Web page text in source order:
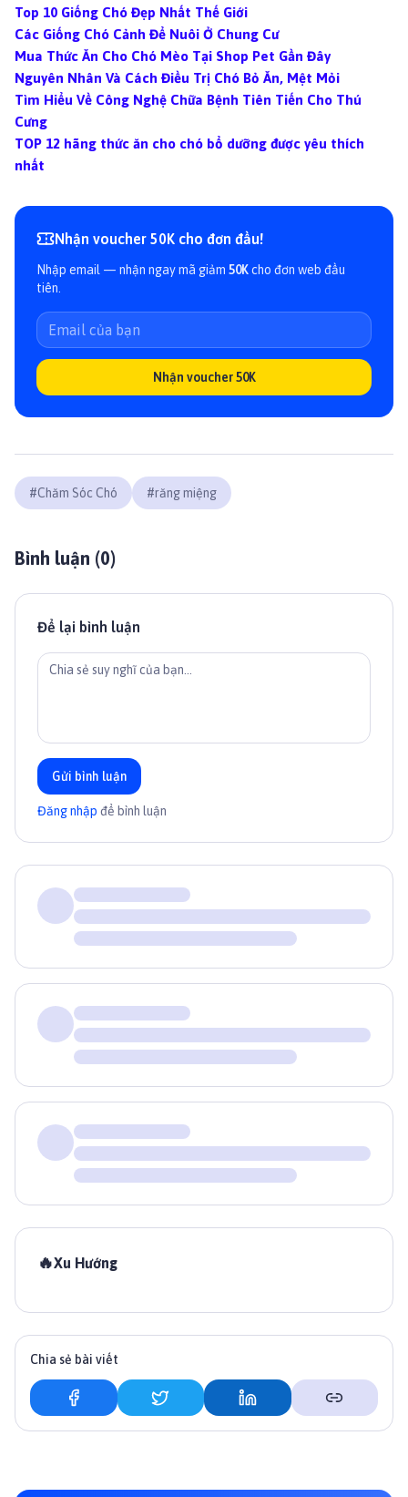
Top 10 Giống Chó Đẹp Nhất Thế Giới
Các Giống Chó Cảnh Để Nuôi Ở Chung Cư
Mua Thức Ăn Cho Chó Mèo Tại Shop Pet Gần Đây
Nguyên Nhân Và Cách Điều Trị Chó Bỏ Ăn, Mệt Mỏi
Tìm Hiểu Về Công Nghệ Chữa Bệnh Tiên Tiến Cho Thú
Cưng
TOP 12 hãng thức ăn cho chó bổ dưỡng được yêu thích
nhất
Nhận voucher 50K cho đơn đầu!
Nhập email — nhận ngay mã giảm 50Kcho đơn web đầu
tiên.
Nhận voucher 50K
#Chăm Sóc Chó #răng miệng
Bình luận (0)
Để lại bình luận
Gửi bình luận
Đăng nhập để bình luận
🔥Xu Hướng
Chia sẻ bài viết